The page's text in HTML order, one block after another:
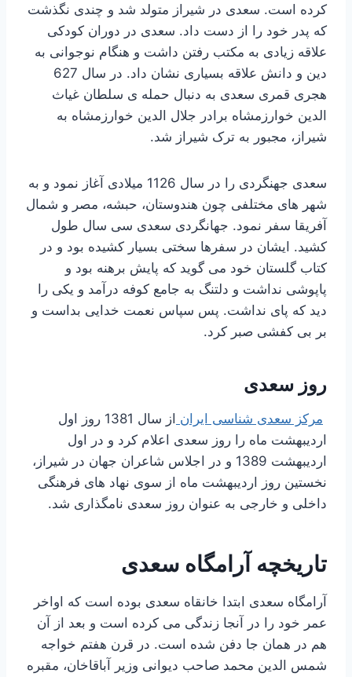
کرده است. سعدی در شیراز متولد شد و چندی نگذشت
که پدر خود را از دست داد. سعدی در دوران کودکی
علاقه زیادی به مکتب رفتن داشت و هنگام نوجوانی به
دین و دانش علاقه بسیاری نشان داد. در سال 627
هجری قمری سعدی به دنبال حمله ی سلطان غیاث
الدین خوارزمشاه برادر جلال الدین خوارزمشاه به
شیراز، مجبور به ترک شیراز شد.
سعدی جهنگردی را در سال 1126 میلادی آغاز نمود و به
شهر های مختلفی چون هندوستان، حبشه، مصر و شمال
آفریقا سفر نمود. جهانگردی سعدی سی سال طول
کشید. ایشان در سفرها سختی بسیار کشیده بود و در
کتاب گلستان خود می گوید که پایش برهنه بود و
پاپوشی نداشت و دلتنگ به جامع کوفه درآمد و یکی را
دید که پای نداشت. پس سپاس نعمت خدایی بداست و
بر بی کفشی صبر کرد.
روز سعدی
مرکز سعدی شناسی ایران
از سال 1381 روز اول
اردیبهشت ماه را روز سعدی اعلام کرد و در اول
اردیبهشت 1389 و در اجلاس شاعران جهان در شیراز،
نخستین روز اردیبهشت ماه از سوی نهاد های فرهنگی
داخلی و خارجی به عنوان روز سعدی نامگذاری شد.
تاریخچه آرامگاه سعدی
آرامگاه سعدی ابتدا خانقاه سعدی بوده است که اواخر
عمر خود را در آنجا زندگی می کرده است و بعد از آن
هم در همان جا دفن شده است. در قرن هفتم خواجه
شمس الدین محمد صاحب دیوانی وزیر آباقاخان، مقبره